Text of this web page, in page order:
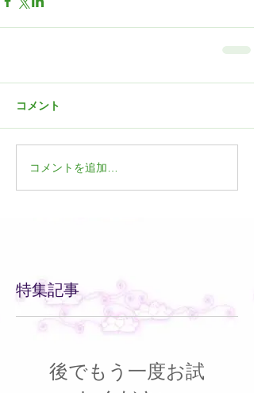
特集記事
コメント
コメントを追加…
後でもう一度お試